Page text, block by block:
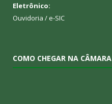
Eletrônico:
Ouvidoria / e-SIC
COMO CHEGAR NA CÂMARA